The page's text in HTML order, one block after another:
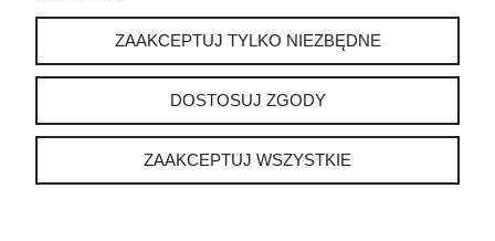
INFORMACJE
O NAS
instagram
ZAAKCEPTUJ TYLKO NIEZBĘDNE
DOSTOSUJ ZGODY
ZAAKCEPTUJ WSZYSTKIE